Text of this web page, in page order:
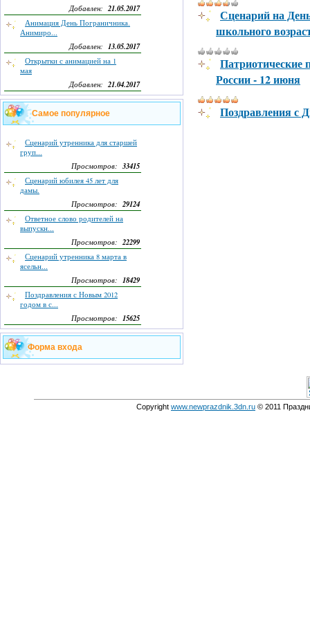
Добавлен:21.05.2017
Анимация День Пограничника.
Анимиро...
Добавлен: 13.05.2017
Открытки с анимацией на 1
мая
Добавлен:21.04.2017
Самое популярное
Сценарий утренника для старшей
груп...
Просмотров: 33415
Сценарий юбилея 45 лет для
дамы.
Просмотров:29124
Ответное слово родителей на
выпускн...
Просмотров:22299
Сценарий утренника 8 марта в
ясельн...
Просмотров: 18429
Поздравления с Новым 2012
годом в с...
Просмотров: 15625
Форма входа
Сценарий на
школьного
Патриотические
России - 12 июня
Поздравления с
Copyright www.newprazdnik.3dn.ru © 2011